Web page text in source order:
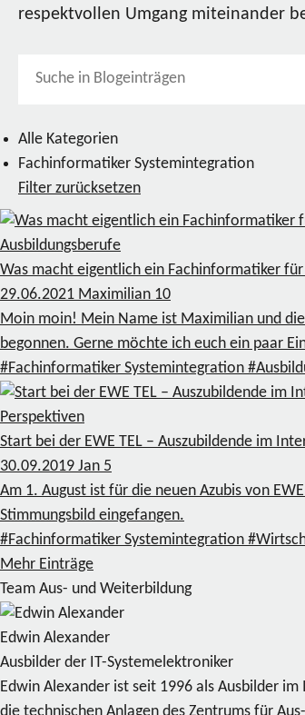
respektvollen Umgang miteinander
Alle Kategorien
Fachinformatiker Systemintegration
Filter zurücksetzen
Ausbildungsberufe
Was macht eigentlich ein Fachinformatiker
29.06.2021 Maximilian 10
Moin moin! Mein Name ist Maximilian und
begonnen. Gerne möchte ich euch ein paar
#Fachinformatiker Systemintegration
Perspektiven
Start bei der EWE TEL – Auszubildende im
30.09.2019 Jan 5
Am 1. August ist für die neuen Azubis von
Stimmungsbild eingefangen.
#Fachinformatiker Systemintegration
Mehr Einträge
Team Aus- und Weiterbildung
Edwin Alexander
Ausbilder der IT-Systemelektroniker
Edwin Alexander ist seit 1996 als Ausbilder